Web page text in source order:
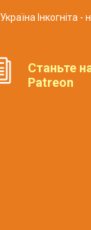
Україна Інкогніта
Станьте
Patreon